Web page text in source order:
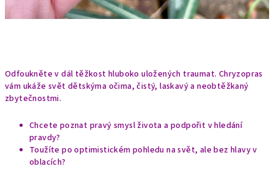
Odfoukněte v dál těžkost hluboko uložených traumat. Chryzopras
vám ukáže svět dětskýma očima, čistý, laskavý a neobtěžkaný
zbytečnostmi.
Chcete poznat pravý smysl života a podpořit v hledání
pravdy?
Toužíte po optimistickém pohledu na svět, ale bez hlavy v
oblacích?